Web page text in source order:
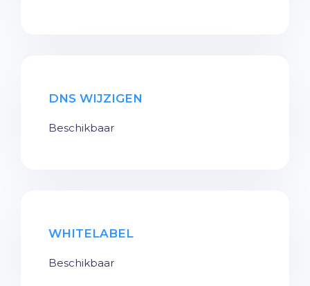
DNS WIJZIGEN
Beschikbaar
WHITELABEL
Beschikbaar